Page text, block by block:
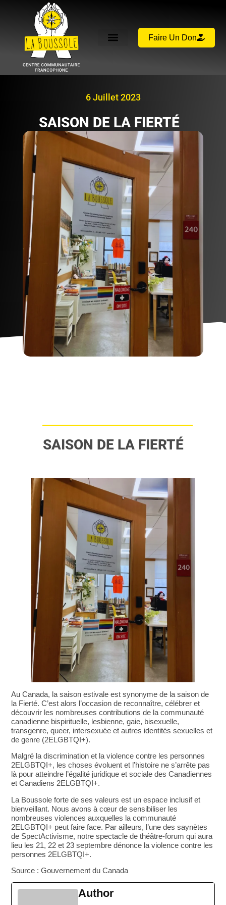
Faire Un Don
6 Juillet 2023
SAISON DE LA FIERTÉ
SAISON DE LA FIERTÉ
Au Canada, la saison estivale est synonyme de la saison de
la Fierté. C’est alors l’occasion de reconnaître, célébrer et
découvrir les nombreuses contributions de la communauté
canadienne bispirituelle, lesbienne, gaie, bisexuelle,
transgenre, queer, intersexuée et autres identités sexuelles et
de genre (2ELGBTQI+).
Malgré la discrimination et la violence contre les personnes
2ELGBTQI+, les choses évoluent et l’histoire ne s’arrête pas
là pour atteindre l’égalité juridique et sociale des Canadiennes
et Canadiens 2ELGBTQI+.
La Boussole forte de ses valeurs est un espace inclusif et
bienveillant. Nous avons à cœur de sensibiliser les
nombreuses violences auxquelles la communauté
2ELGBTQI+ peut faire face. Par ailleurs, l’une des saynètes
de SpectActivisme, notre spectacle de théâtre-forum qui aura
lieu les 21, 22 et 23 septembre dénonce la violence contre les
personnes 2ELGBTQI+.
Source : Gouvernement du Canada
Author